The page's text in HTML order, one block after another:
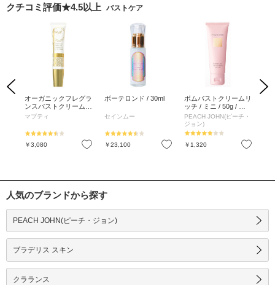
クチコミ評価★4.5以上 バストケア
Previous
お気に入り
オーガニックフレグラ
ンスバストクリーム
MAPUTI / 本体 / 60g
マプティ
￥3,080 お気に入り
ボーテロンド / 30ml
セインムー
￥23,100 お気に入り
ボムバストクリームリ
ッチ / ミニ / 50g / セ
ダクティブフラワー
PEACH JOHN(ピーチ・
ジョン)
￥1,320
Next
人気のブランドから探す
PEACH JOHN(ピーチ・ジョン)
ブラデリス スキン
クラランス